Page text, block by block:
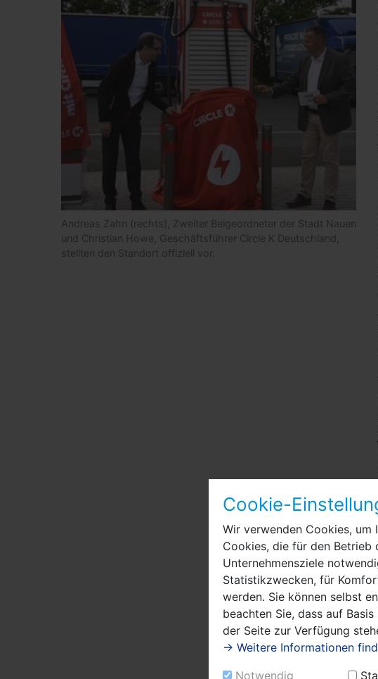
Cookie-
Wir verwenden Cookies, um
Cookies, die für den Betrieb
Unternehmensziele
Statistikzwecken, für
werden. Sie können selbst
beachten Sie, dass auf
der Seite zur Verfügung
→ Weitere Informationen
Notwendig
Andreas Zahn (rechts), Zweiter Beigeordneter der Stadt Nauen
und Christian Howe, Ge­schäftsführer Circle K Deutschland,
stellten den Standort offiziell vor.